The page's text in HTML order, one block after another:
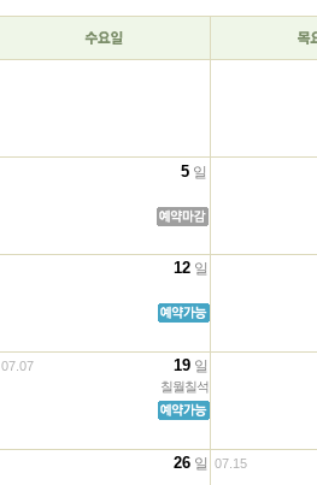
5 일
12 일
07.07 19 일
칠월칠석
26 일 07.15